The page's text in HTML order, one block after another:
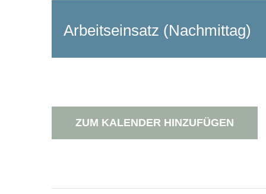
Arbeitseinsatz (Nachmittag)
ZUM KALENDER HINZUFÜGEN